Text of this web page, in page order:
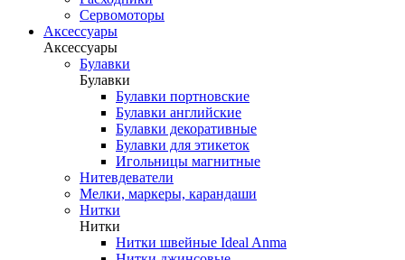
Сервомоторы
Аксессуары
Аксессуары
Булавки
Булавки
Булавки портновские
Булавки английские
Булавки декоративные
Булавки для этикеток
Игольницы магнитные
Нитевдеватели
Мелки, маркеры, карандаши
Нитки
Нитки
Нитки швейные Ideal Anma